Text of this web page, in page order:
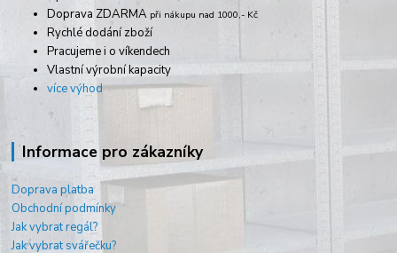
Doprava ZDARMA při nákupu nad 1000,- Kč
Rychlé dodání zboží
Pracujeme i o víkendech
Vlastní výrobní kapacity
více výhod
Informace pro zákazníky
Doprava platba
Obchodní podmínky
Jak vybrat regál?
Jak vybrat svářečku?